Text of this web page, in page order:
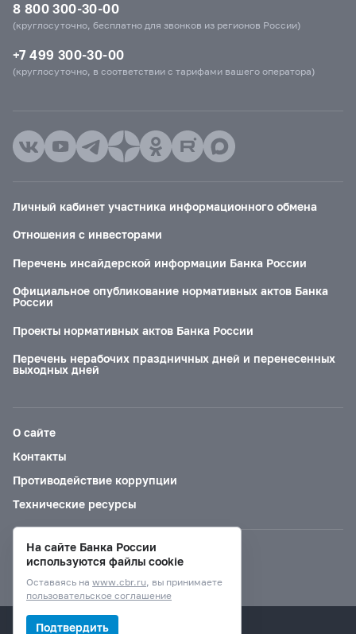
8 800 300-30-00
(круглосуточно, бесплатно для звонков из регионов России)
+7 499 300-30-00
(круглосуточно, в соответствии с тарифами вашего оператора)
Личный кабинет участника информационного обмена
Отношения с инвесторами
Перечень инсайдерской информации Банка России
Официальное опубликование нормативных актов Банка
России
Проекты нормативных актов Банка России
Перечень нерабочих праздничных дней и перенесенных
выходных дней
О сайте
Контакты
Противодействие коррупции
Технические ресурсы
Версия для слабовидящих
© Банк России, 2000–2026.
На сайте Банка России
используются файлы cookie
Оставаясь на www.cbr.ru, вы принимаете
пользовательское соглашение
Подтвердить